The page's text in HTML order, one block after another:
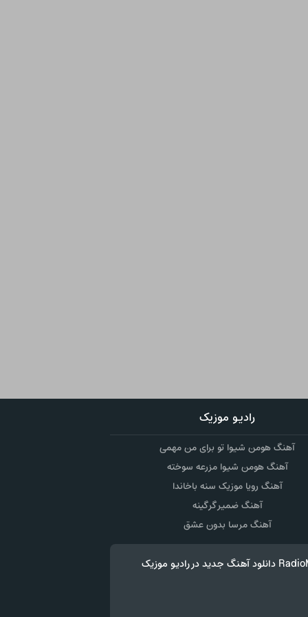
رادیو موزیک
آهنگ هومن شیوا تو برای من مهمی
آهنگ هومن شیوا مزرعه سوخته
آهنگ رویا موزیک سنه باخاندا
آهنگ ضمیر گرگینه
آهنگ مرسا بدون عشق